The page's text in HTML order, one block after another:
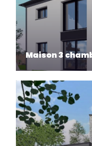
Maison 3